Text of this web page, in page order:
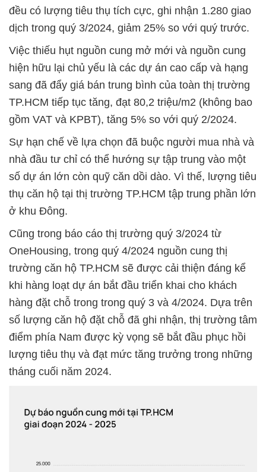
đều có lượng tiêu thụ tích cực, ghi nhận 1.280 giao
dịch trong quý 3/2024, giảm 25% so với quý trước.
Việc thiếu hụt nguồn cung mở mới và nguồn cung
hiện hữu lại chủ yếu là các dự án cao cấp và hạng
sang đã đẩy giá bán trung bình của toàn thị trường
TP.HCM tiếp tục tăng, đạt 80,2 triệu/m2 (không bao
gồm VAT và KPBT), tăng 5% so với quý 2/2024.
Sự hạn chế về lựa chọn đã buộc người mua nhà và
nhà đầu tư chỉ có thể hướng sự tập trung vào một
số dự án lớn còn quỹ căn dồi dào. Vì thế, lượng tiêu
thụ căn hộ tại thị trường TP.HCM tập trung phần lớn
ở khu Đông.
Cũng trong báo cáo thị trường quý 3/2024 từ
OneHousing, trong quý 4/2024 nguồn cung thị
trường căn hộ TP.HCM sẽ được cải thiện đáng kể
khi hàng loạt dự án bắt đầu triển khai cho khách
hàng đặt chỗ trong trong quý 3 và 4/2024. Dựa trên
số lượng căn hộ đặt chỗ đã ghi nhận, thị trường tâm
điểm phía Nam được kỳ vọng sẽ bắt đầu phục hồi
lượng tiêu thụ và đạt mức tăng trưởng trong những
tháng cuối năm 2024.